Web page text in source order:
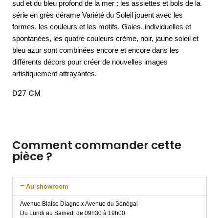
sud et du bleu profond de la mer : les assiettes et bols de la
série en grès cérame Variété du Soleil jouent avec les
formes, les couleurs et les motifs. Gaies, individuelles et
spontanées, les quatre couleurs crème, noir, jaune soleil et
bleu azur sont combinées encore et encore dans les
différents décors pour créer de nouvelles images
artistiquement attrayantes.
D27 CM
Comment commander cette
pièce ?
Au showroom
Avenue Blaise Diagne x Avenue du Sénégal
Du Lundi au Samedi de 09h30 à 19h00